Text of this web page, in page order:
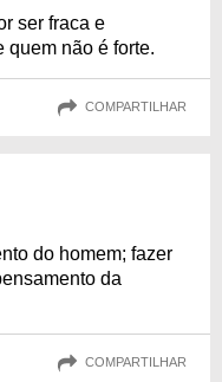
ser fraca e
quem não é forte.
COMPARTILHAR
do homem; fazer
da
COMPARTILHAR